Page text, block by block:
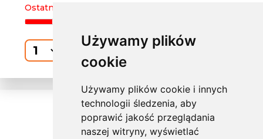
Używamy plików
cookie
Używamy plików cookie i innych
technologii śledzenia, aby
poprawić jakość przeglądania
naszej witryny, wyświetlać
Ostatnia sztuka
Kup